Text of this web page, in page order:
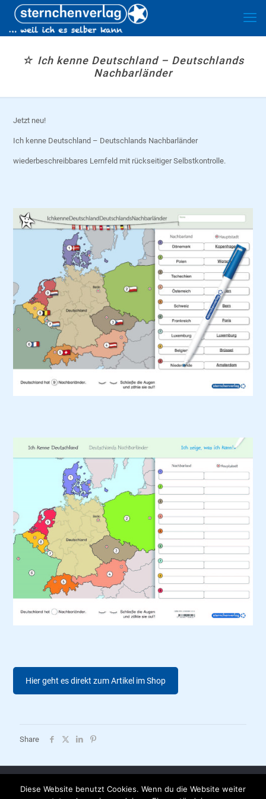
☆ Ich kenne Deutschland – Deutschlands
Nachbarländer
Jetzt neu!
Ich kenne Deutschland – Deutschlands Nachbarländer
wiederbeschreibbares Lernfeld mit rückseitiger Selbstkontrolle.
Hier geht es direkt zum Artikel im Shop
Share
AGB | Datenschutzerklärung | Impressum | Versandkosten |
Diese Website benutzt Cookies. Wenn du die Website weiter